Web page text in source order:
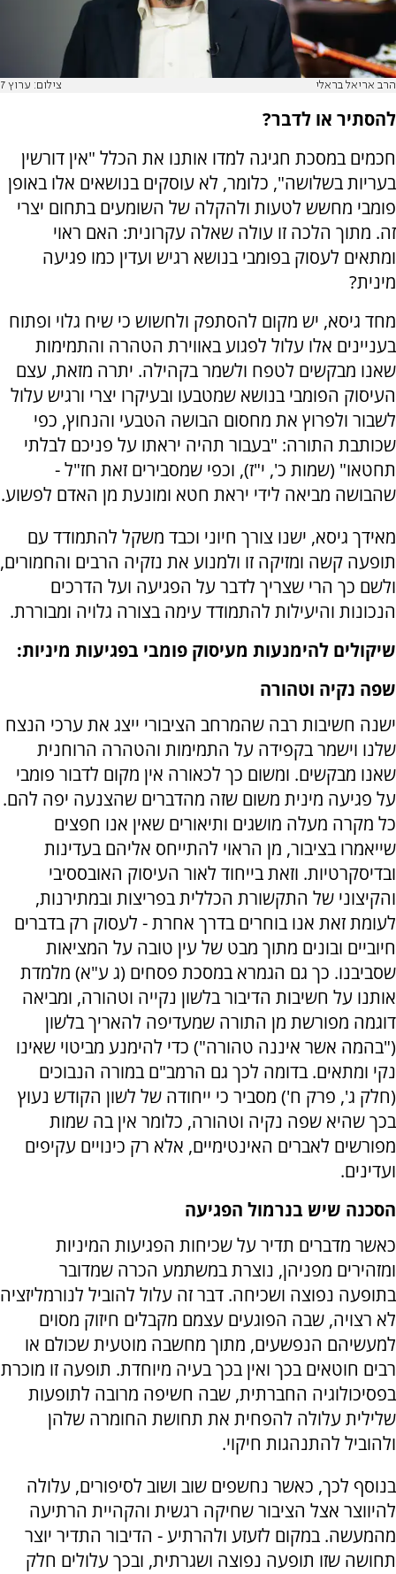
הרב אריאל בראלי צילום: ערוץ 7
להסתיר או לדבר?
חכמים במסכת חגיגה למדו אותנו את הכלל "אין דורשין
בעריות בשלושה", כלומר, לא עוסקים בנושאים אלו באופן
פומבי מחשש לטעות ולהקלה של השומעים בתחום יצרי
זה. מתוך הלכה זו עולה שאלה עקרונית: האם ראוי
ומתאים לעסוק בפומבי בנושא רגיש ועדין כמו פגיעה
מינית?
מחד גיסא, יש מקום להסתפק ולחשוש כי שיח גלוי ופתוח
בעניינים אלו עלול לפגוע באווירת הטהרה והתמימות
שאנו מבקשים לטפח ולשמר בקהילה. יתרה מזאת, עצם
העיסוק הפומבי בנושא שמטבעו ובעיקרו יצרי ורגיש עלול
לשבור ולפרוץ את מחסום הבושה הטבעי והנחוץ, כפי
שכותבת התורה: "בעבור תהיה יראתו על פניכם לבלתי
תחטאו" (שמות כ', י"ז), וכפי שמסבירים זאת חז"ל -
שהבושה מביאה לידי יראת חטא ומונעת מן האדם לפשוע.
מאידך גיסא, ישנו צורך חיוני וכבד משקל להתמודד עם
תופעה קשה ומזיקה זו ולמנוע את נזקיה הרבים והחמורים,
ולשם כך הרי שצריך לדבר על הפגיעה ועל הדרכים
הנכונות והיעילות להתמודד עימה בצורה גלויה ומבוררת.
שיקולים להימנעות מעיסוק פומבי בפגיעות מיניות:
שפה נקיה וטהורה
ישנה חשיבות רבה שהמרחב הציבורי ייצג את ערכי הנצח
שלנו וישמר בקפידה על התמימות והטהרה הרוחנית
שאנו מבקשים. ומשום כך לכאורה אין מקום לדבור פומבי
על פגיעה מינית משום שזה מהדברים שהצנעה יפה להם.
כל מקרה מעלה מושגים ותיאורים שאין אנו חפצים
שייאמרו בציבור, מן הראוי להתייחס אליהם בעדינות
ובדיסקרטיות. וזאת בייחוד לאור העיסוק האובססיבי
והקיצוני של התקשורת הכללית בפריצות ובמתירנות,
לעומת זאת אנו בוחרים בדרך אחרת - לעסוק רק בדברים
חיוביים ובונים מתוך מבט של עין טובה על המציאות
שסביבנו. כך גם הגמרא במסכת פסחים (ג ע"א) מלמדת
אותנו על חשיבות הדיבור בלשון נקייה וטהורה, ומביאה
דוגמה מפורשת מן התורה שמעדיפה להאריך בלשון
("בהמה אשר איננה טהורה") כדי להימנע מביטוי שאינו
נקי ומתאים. בדומה לכך גם הרמב"ם במורה הנבוכים
(חלק ג', פרק ח') מסביר כי ייחודה של לשון הקודש נעוץ
בכך שהיא שפה נקיה וטהורה, כלומר אין בה שמות
מפורשים לאברים האינטימיים, אלא רק כינויים עקיפים
ועדינים.
הסכנה שיש בנרמול הפגיעה
כאשר מדברים תדיר על שכיחות הפגיעות המיניות
ומזהירים מפניהן, נוצרת במשתמע הכרה שמדובר
בתופעה נפוצה ושכיחה. דבר זה עלול להוביל לנורמליזציה
לא רצויה, שבה הפוגעים עצמם מקבלים חיזוק מסוים
למעשיהם הנפשעים, מתוך מחשבה מוטעית שכולם או
רבים חוטאים בכך ואין בכך בעיה מיוחדת. תופעה זו מוכרת
בפסיכולוגיה החברתית, שבה חשיפה מרובה לתופעות
שלילית עלולה להפחית את תחושת החומרה שלהן
ולהוביל להתנהגות חיקוי.
בנוסף לכך, כאשר נחשפים שוב ושוב לסיפורים, עלולה
להיווצר אצל הציבור שחיקה רגשית והקהיית הרתיעה
מהמעשה. במקום לזעזע ולהרתיע - הדיבור התדיר יוצר
תחושה שזו תופעה נפוצה ושגרתית, ובכך עלולים חלק